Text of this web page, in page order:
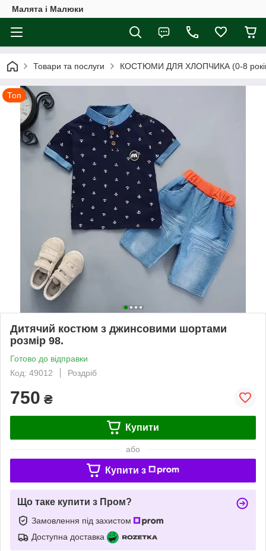
Малята і Малюки
Товари та послуги КОСТЮМИ ДЛЯ ХЛОПЧИКА (0-8
Топ
Дитячий костюм з джинсовими шортами
розмір 98.
Готово до відправки
Код: 49012
Роздріб
750 ₴
Купити
або
Купити з
Що таке купити з Пром?
Замовлення під захистом
Доступна доставка